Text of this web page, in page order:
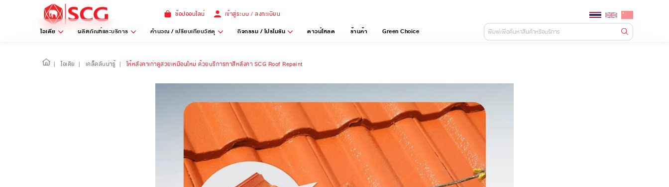
ช้อปออนไลน์ เข้าสู่ระบบ / ลงทะเบียน
ไอเดีย ผลิตภัณฑ์และบริการ คำนวณ / เปรียบเทียบวัสดุ กิจกรรม / โปรโมชัน ดาวน์โหลด ร้านค้า Green Choice
| ไอเดีย | เคล็ดลับน่ารู้ | ให้หลังคาเก่าดูสวยเหมือนใหม่ ด้วยบริการทาสีหลังคา SCG Roof Repaint